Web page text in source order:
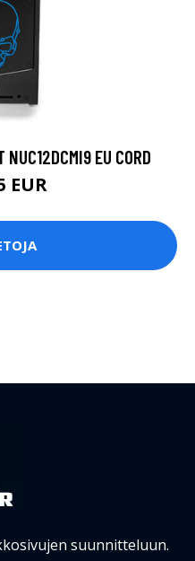
EU CORD
EUR
suunnitteluun.